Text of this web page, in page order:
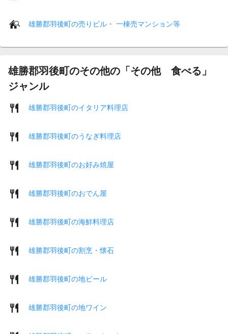
雄勝郡羽後町の売りビル・ 一棟売マンション等
雄勝郡羽後町のその他の「その他 食べる」
ジャンル
雄勝郡羽後町のイタリア料理店
雄勝郡羽後町のうなぎ料理店
雄勝郡羽後町のお好み焼屋
雄勝郡羽後町のおでん屋
雄勝郡羽後町の海鮮料理店
雄勝郡羽後町の割烹・懐石
雄勝郡羽後町の地ビール
雄勝郡羽後町の地ワイン